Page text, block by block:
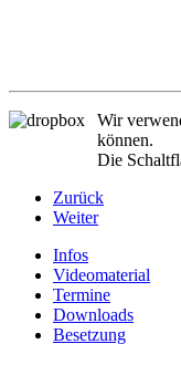
Wir
können.
Die
Zurück
Weiter
Infos
Videomaterial
Termine
Downloads
Besetzung